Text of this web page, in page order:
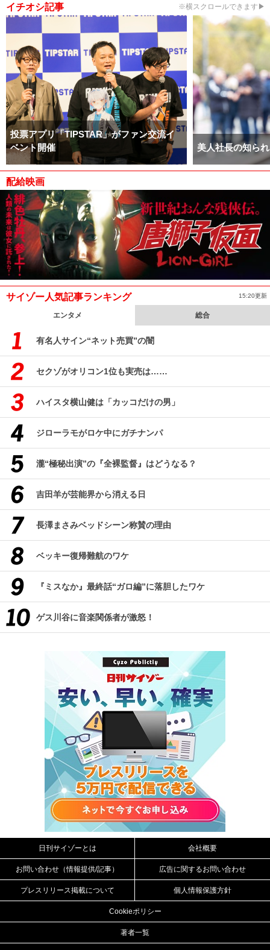
イチオシ記事 ※横スクロールできます▶
投票アプリ「TIPSTAR」がファン交流イ
ベント開催
美人社長の知ら
配給映画
サイゾー人気記事ランキング 15:20更新
エンタメ 総合
有名人サイン“ネット売買”の闇
セクゾがオリコン1位も実売は……
ハイスタ横山健は「カッコだけの男」
ジローラモがロケ中にガチナンパ
瀧“極秘出演”の『全裸監督』はどうなる？
吉田羊が芸能界から消える日
長澤まさみベッドシーン称賛の理由
ベッキー復帰難航のワケ
『ミスなか』最終話“ガロ編”に落胆したワケ
ゲス川谷に音楽関係者が激怒！
日刊サイゾーとは 会社概要
お問い合わせ（情報提供/記事） 広告に関するお問い合わせ
プレスリリース掲載について 個人情報保護方針
Cookieポリシー
著者一覧